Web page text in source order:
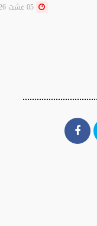
05 غشت 2026 - 12:57